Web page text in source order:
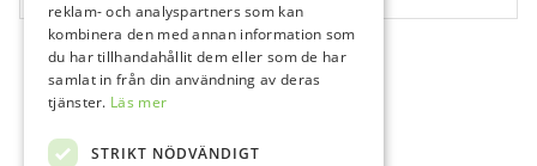
reklam- och analyspartners som kan
kombinera den med annan information som
du har tillhandahållit dem eller som de har
samlat in från din användning av deras
tjänster. Läs mer
STRIKT NÖDVÄNDIGT